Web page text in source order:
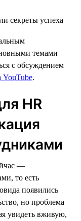
темами
с обсуждением
YouTube.
HR
—
то есть
появились
но проблема
увидеть вживую,